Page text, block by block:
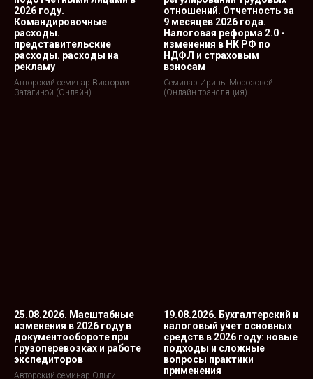
2026 году.
Командировочные
расходы.
представительские
расходы. расходы на
рекламу
Авторский семинар Виктории
Затагиной (Онлайн)
отношений. Отчетность за
9 месяцев 2026 года.
Налоговая реформа 2.0 -
изменения в НК РФ по
НДФЛ и страховым
взносам
Семинар Ирины Морозовой
(Онлайн трансляция)
25.08.2026. Масштабные
изменения в 2026 году в
документообороте при
грузоперевозках и работе
экспедиторов
Авторский семинар Ольги
19.08.2026. Бухгалтерский и
налоговый учет основных
средств в 2026 году: новые
подходы и сложные
вопросы практики
применения